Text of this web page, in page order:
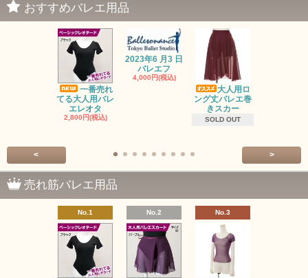
おすすめバレエ用品
一番売れ
てる大人用バレ
エレオタ
2,800円(税込)
2023年6 月3 日
バレエフ
4,000円(税込)
大人用ロ
ング丈バレエ巻
きスカー
SOLD OUT
< >
売れ筋バレエ用品
No.1 No.2 No.3